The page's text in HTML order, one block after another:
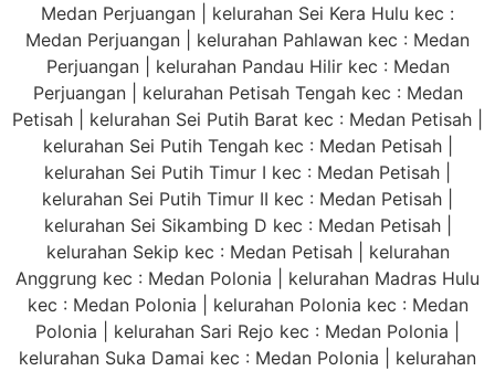
Medan Perjuangan | kelurahan Sei Kera Hulu kec :
Medan Perjuangan | kelurahan Pahlawan kec : Medan
Perjuangan | kelurahan Pandau Hilir kec : Medan
Perjuangan | kelurahan Petisah Tengah kec : Medan
Petisah | kelurahan Sei Putih Barat kec : Medan Petisah |
kelurahan Sei Putih Tengah kec : Medan Petisah |
kelurahan Sei Putih Timur I kec : Medan Petisah |
kelurahan Sei Putih Timur II kec : Medan Petisah |
kelurahan Sei Sikambing D kec : Medan Petisah |
kelurahan Sekip kec : Medan Petisah | kelurahan
Anggrung kec : Medan Polonia | kelurahan Madras Hulu
kec : Medan Polonia | kelurahan Polonia kec : Medan
Polonia | kelurahan Sari Rejo kec : Medan Polonia |
kelurahan Suka Damai kec : Medan Polonia | kelurahan